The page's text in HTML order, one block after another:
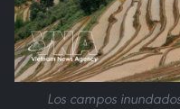
Los campos